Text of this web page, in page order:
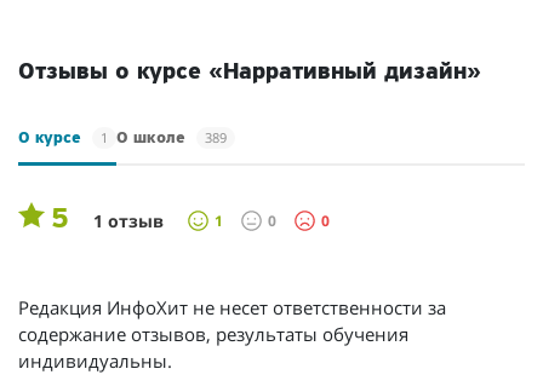
Отзывы о курсе «Нарративный дизайн»
О курсе 1 О школе 389
5 1 отзыв 1 0 0
Редакция ИнфоХит не несет ответственности за
содержание отзывов, результаты обучения
индивидуальны.